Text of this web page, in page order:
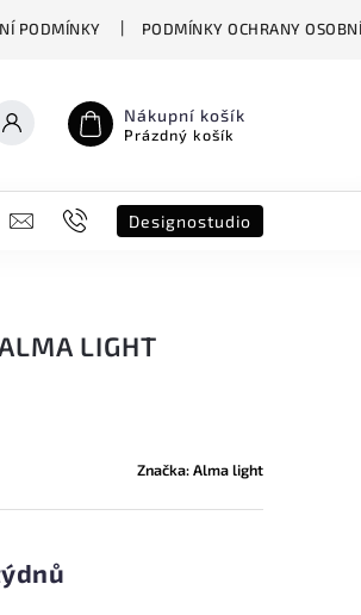
PODMÍNKY PODMÍNKY OCHRANY
Nákupní košík
Prázdný košík
B2B SHOWROOM
Designostudio
LIGHT
Značka:Alma light